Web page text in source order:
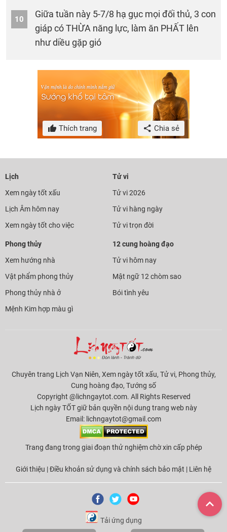
10
Giữa tuần này 5-7/8 hạ gục mọi đối thủ, 3 con
giáp có THỪA năng lực, làm ăn PHẤT lên
như diều gặp gió
Thích trang Chia sẻ
Lịch
Xem ngày tốt xấu
Lịch Âm hôm nay
Xem ngày tốt cho việc
Tử vi
Tử vi 2026
Tử vi hàng ngày
Tử vi trọn đời
Phong thủy
Xem hướng nhà
Vật phẩm phong thủy
Phong thủy nhà ở
Mệnh Kim hợp màu gì
12 cung hoàng đạo
Tử vi hôm nay
Mật ngữ 12 chòm sao
Bói tình yêu
Chuyên trang Lịch Vạn Niên, Xem ngày tốt xấu, Tử vi, Phong thủy,
Cung hoàng đạo, Tướng số
Copyright @lichngaytot.com. All Rights Reserved
Lịch ngày TỐT giữ bản quyền nội dung trang web này
Email: lichngaytot@gmail.com
Trang đang trong giai đoạn thử nghiệm chờ xin cấp phép
Giới thiệu |Điều khoản sử dụng và chính sách bảo mật | Liên hệ
Tải ứng dụng